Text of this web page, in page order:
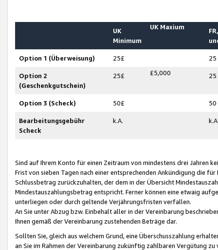
UK
Minimum
UK Maxium
Option 1 (Überweisung) 25£ 25
Option 2
(Geschenkgutschein)
25£ £5,000 25
Option 3 (Scheck) 50£ 50
Bearbeitungsgebühr
Scheck
k.A.
Sind auf Ihrem Konto für einen Zeitraum von mindestens drei Jahren
Frist von sieben Tagen nach einer entsprechenden Ankündigung die
Schlussbetrag zurückzuhalten, der dem in der Übersicht
Mindestauszahlungsbetrag entspricht. Ferner können eine etwaig
unterliegen oder durch geltende Verjährungsfristen verfallen.
An Sie unter Abzug bzw. Einbehalt aller in der Vereinbarung
Ihnen gemäß der Vereinbarung zustehenden Beträge dar.
Sollten Sie, gleich aus welchem Grund, eine Überschusszahlung
an Sie im Rahmen der Vereinbarung zukünftig zahlbaren Vergütung zu